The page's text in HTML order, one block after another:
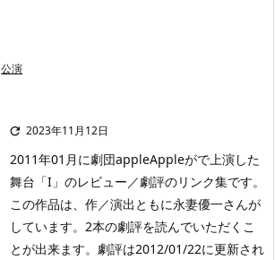
公演
 2023年11月12日
2011年01月に劇団appleAppleがで上演した
舞台「I」のレビュー／劇評のリンク集です。
この作品は、作／演出ともに永妻優一さんが
しています。2本の劇評を読んでいただくこ
とが出来ます。劇評は2012/01/22に更新され